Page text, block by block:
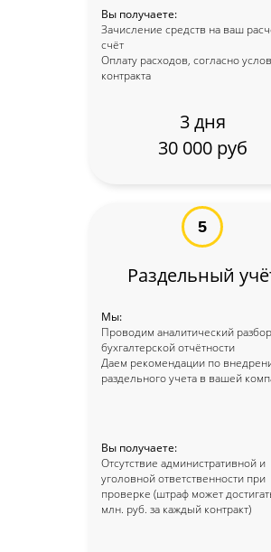
5
Вы получаете:
Зачисление средств на ваш
счёт
Оплату расходов, согласно
контракта
3 дня
30 000 руб
Мы:
Проводим аналитический разбор
бухгалтерской отчётности
Даем рекомендации по
раздельного учета в вашей
Вы получаете:
Отсутствие административной и
уголовной ответственности при
проверке (штраф может
млн. руб. за каждый контракт)
Раздельный
Заказать звонок
Открытие счёта в казначействе
Бесплатный анализ контракта
Расходование средств
Получение ЭЦП
Подготовка отчетов по субсидиям и грантам
info@kaznahelp.ru
Пн-Пт: 9:00 - 18:00
Сб-Вс: выходной